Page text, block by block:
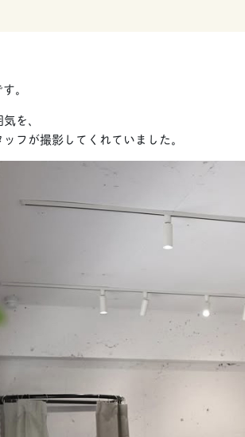
す。
を、
フが撮影してくれていました。